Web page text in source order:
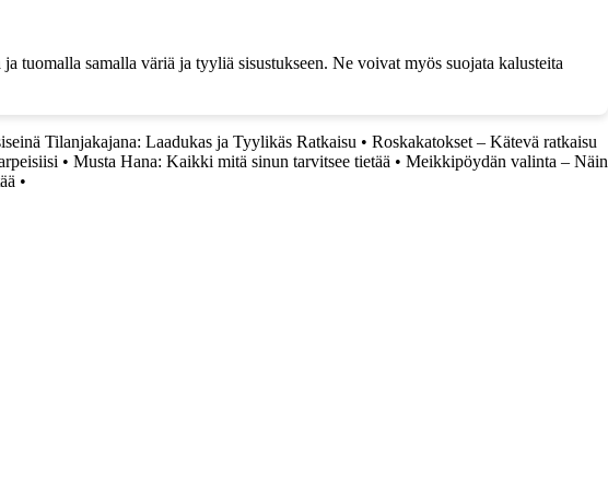
tuomalla samalla väriä ja tyyliä sisustukseen. Ne voivat myös suojata kalusteita
Tilanjakajana: Laadukas ja Tyylikäs Ratkaisu • Roskakatokset – Kätevä ratkaisu
• Musta Hana: Kaikki mitä sinun tarvitsee tietää • Meikkipöydän valinta – Näin
•